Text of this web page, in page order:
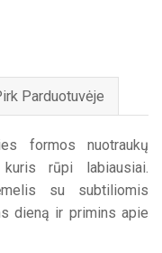
Parduotuvėje
formos nuotraukų
rūpi labiausiai.
su subtiliomis
dieną ir primins apie